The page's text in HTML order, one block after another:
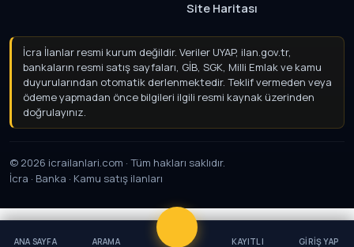
Site Haritası
İcra İlanlar resmi kurum değildir. Veriler UYAP, ilan.gov.tr,
bankaların resmi satış sayfaları, GİB, SGK, Milli Emlak ve kamu
duyurularından otomatik derlenmektedir. Teklif vermeden
veya ödeme yapmadan önce bilgileri ilgili resmi kaynak
üzerinden doğrulayınız.
© 2026 icrailanlari.com · Tüm hakları saklıdır.
İcra · Banka · Kamu satış ilanları